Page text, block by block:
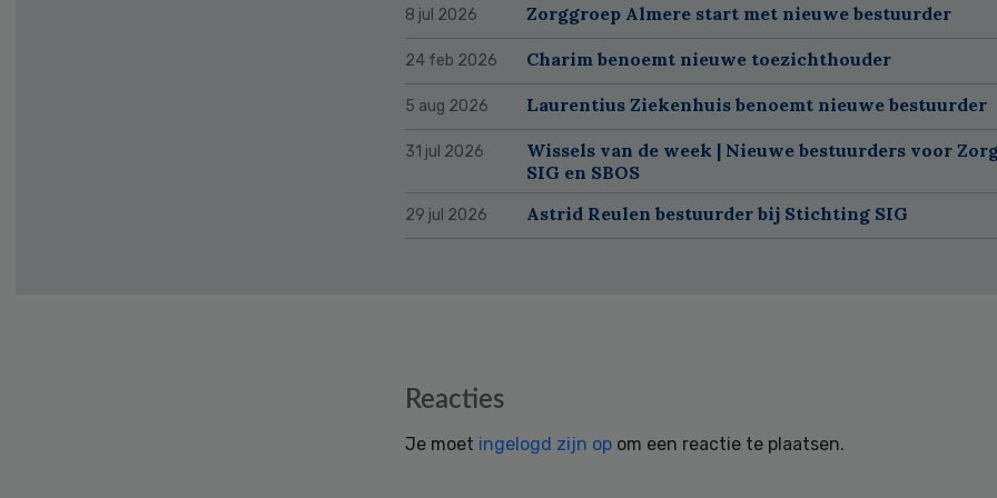
8 jul 2026 Zorggroep Almere start met nieuwe bestuurder
24 feb 2026 Charim benoemt nieuwe toezichthouder
5 aug 2026 Laurentius Ziekenhuis benoemt nieuwe bestuurder
31 jul 2026
Wissels van de week | Nieuwe bestuurders voor
SIG en SBOS
29 jul 2026 Astrid Reulen bestuurder bij Stichting SIG
Reacties
Je moet ingelogd zijn op om een reactie te plaatsen.